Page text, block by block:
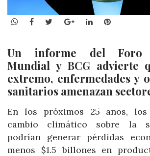
WhatsApp
Facebook
TwitterGoogle+LinkedInPinterest
Un informe del Foro
Mundial y BCG advierte
extremo, enfermedades y
sanitarios amenazan
En los próximos 25 años,
cambio climático sobre la
podrían generar pérdidas
menos $1.5 billones en